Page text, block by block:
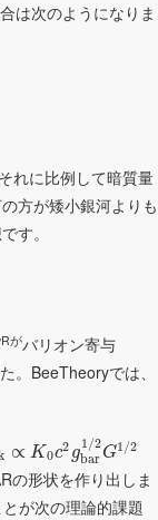
は次のようになりま
れに比例して暗質量
方が矮小銀河よりも
す。
Rがバリオン寄与
。BeeTheoryでは、
∝ K0c2 g
1/2
bar G1 /2
の形状を作り出しま
が次の理論的課題